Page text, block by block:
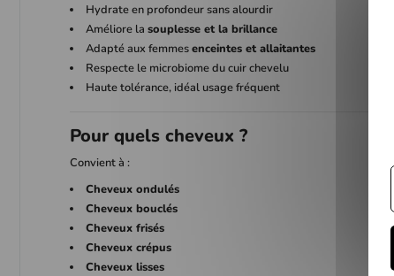
Hydrate en profondeur sans alourdir
Améliore la souplesse et la brillance
Adapté aux femmesenceintes et allaitantes
Respecte le microbiome du cuir chevelu
Haute tolérance, idéal usage fréquent
Pour quels cheveux ?
Convient à :
Cheveux ondulés
Cheveux bouclés
Cheveux frisés
Cheveux crépus
Cheveux lisses